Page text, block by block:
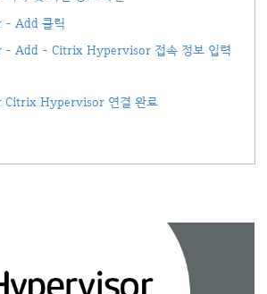
- Add 클릭
- Add - Citrix Hypervisor 접속 정보 입력
Citrix Hypervisor 연결 완료